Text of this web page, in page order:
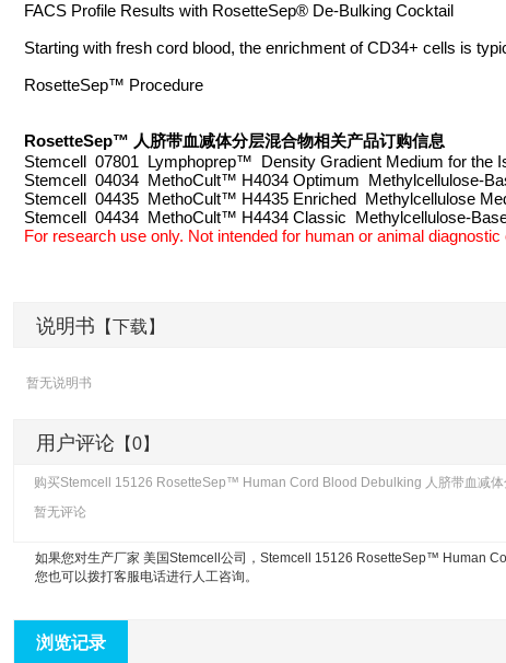
FACS Profile Results with RosetteSep® De-Bulking Cocktail
Starting with fresh cord blood, the enrichment of CD34+ cells is
RosetteSep™ Procedure
RosetteSep™ 人脐带血减体分层混合物相关产品订购信息
Stemcell 07801 Lymphoprep™ Density Gradient Medium for the
Stemcell 04034 MethoCult™ H4034 Optimum Methylcellulose-
Stemcell 04435 MethoCult™ H4435 Enriched Methylcellulose
Stemcell 04434 MethoCult™ H4434 Classic Methylcellulose-
For research use only. Not intended for human or animal
说明书 【下载】
暂无说明书
用户评论 【0】
购买Stemcell 15126 RosetteSep™ Human Cord Blood Debulking 人脐带血减体
暂无评论
如果您对生产厂家 美国Stemcell公司， Stemcell 15126 RosetteSep™ Human
您也可以拨打客服电话进行人工咨询。
浏览记录